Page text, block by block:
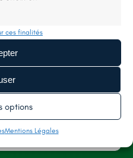
ces finalités
options
Mentions Légales
effectuée pour
les étapes de la
documentation
recevrez un dossier